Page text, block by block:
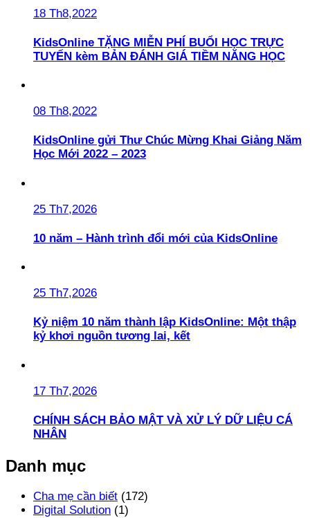
18 Th8,2022
KidsOnline TẶNG MIỄN PHÍ BUỔI HỌC TRỰC
TUYẾN kèm BẢN ĐÁNH GIÁ TIỀM NĂNG HỌC
08 Th8,2022
KidsOnline gửi Thư Chúc Mừng Khai Giảng Năm
Học Mới 2022 – 2023
25 Th7,2026
10 năm – Hành trình đổi mới của KidsOnline
25 Th7,2026
Kỷ niệm 10 năm thành lập KidsOnline: Một thập
kỷ khơi nguồn tương lai, kết
17 Th7,2026
CHÍNH SÁCH BẢO MẬT VÀ XỬ LÝ DỮ LIỆU CÁ
NHÂN
Danh mục
Cha mẹ cần biết (172)
Digital Solution (1)